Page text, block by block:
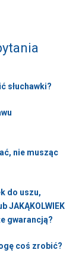
słuchawki?
nie musząc
do uszu,
JAKĄKOLWIEK
gwarancją?
coś zrobić?